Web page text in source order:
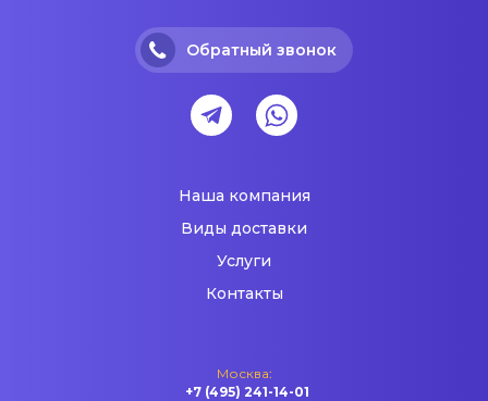
Обратный звонок
Наша компания
Виды доставки
Услуги
Контакты
Москва:
+7 (495) 241-14-01